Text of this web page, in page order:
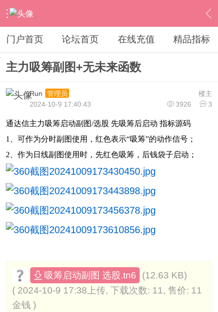
› 通达信指标公式 › 副图公式 › 内容
门户首页 论坛首页 在线充值 精品指标
主力吸筹副图+无未来函数
楼主
Run
管理员
3926
3
2024-10-9 17:40:43
通达信主力吸筹启动副图/选股 先吸筹后启动 指标源码
1、可作为分时副图使用，红色表示“吸筹”的动作信号；
2、作为日线副图使用时，先红色吸筹，后钱袋子启动；
吸筹启动副图 选股.tn6
(12.63 KB)
( 2024-10-9 17:38上传, 下载次数: 11, 售价: 11
金钱 )